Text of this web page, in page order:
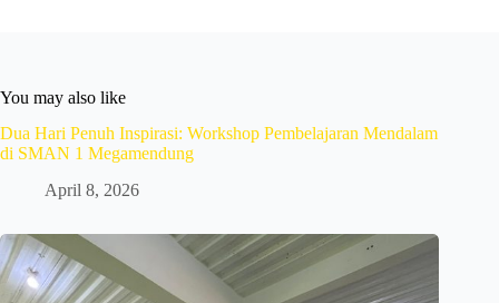
You may also like
Dua Hari Penuh Inspirasi: Workshop Pembelajaran Mendalam
di SMAN 1 Megamendung
April 8, 2026